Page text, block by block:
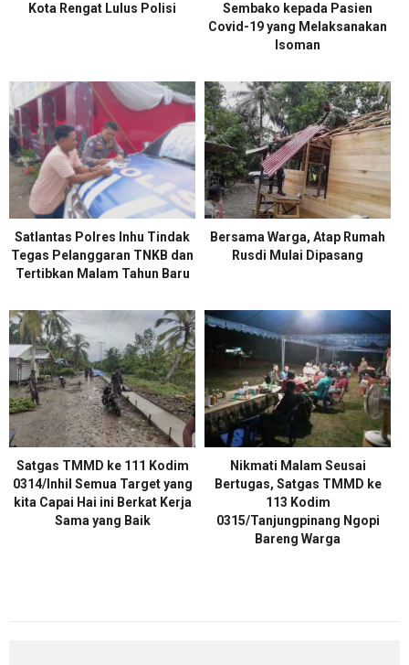
Kota Rengat Lulus Polisi
Sembako kepada Pasien
Covid-19 yang Melaksanakan
Isoman
Satlantas Polres Inhu Tindak
Tegas Pelanggaran TNKB dan
Tertibkan Malam Tahun Baru
Bersama Warga, Atap Rumah
Rusdi Mulai Dipasang
Satgas TMMD ke 111 Kodim
0314/lnhil Semua Target yang
kita Capai Hai ini Berkat Kerja
Sama yang Baik
Nikmati Malam Seusai
Bertugas, Satgas TMMD ke
113 Kodim
0315/Tanjungpinang Ngopi
Bareng Warga